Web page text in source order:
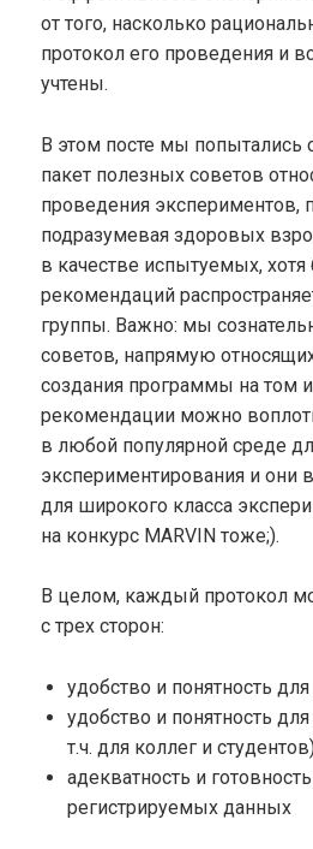
от того, насколько
протокол его проведения и
учтены.
В этом посте мы попытались
пакет полезных советов
проведения экспериментов,
подразумевая здоровых
в качестве испытуемых, хотя
рекомендаций
группы. Важно: мы
советов, напрямую
создания программы на том
рекомендации можно
в любой популярной среде
экспериментирования и они
для широкого класса
на конкурс MARVIN тоже;).
В целом, каждый протокол
с трех сторон:
удобство и понятность
удобство и понятность
т.ч. для коллег и
адекватность и
регистрируемых данных